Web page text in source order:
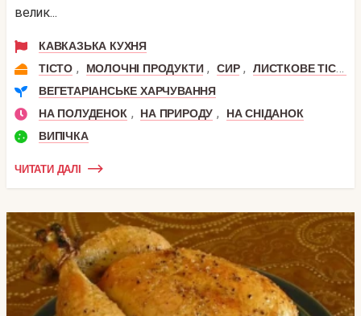
велик...
КАВКАЗЬКА КУХНЯ
ТІСТО , МОЛОЧНІ ПРОДУКТИ , СИР ,
ЛИСТКОВЕ ТІСТО
ВЕГЕТАРІАНСЬКЕ ХАРЧУВАННЯ
НА ПОЛУДЕНОК , НА ПРИРОДУ ,
НА СНІДАНОК
ВИПІЧКА
ЧИТАТИ ДАЛІ